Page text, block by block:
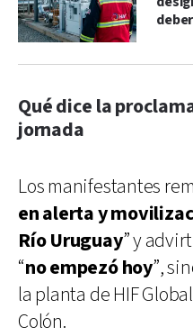
Qué dice la
jornada
Los manifestantes
en alerta y
Río Uruguay” y
“no empezó hoy”,
la planta de HIF
Colón.